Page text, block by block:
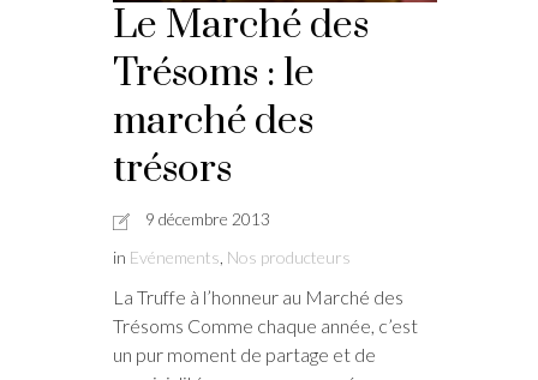
Le Marché des
Trésoms : le
marché des
trésors
9 décembre 2013
in Evénements, Nos producteurs
La Truffe à l’honneur au Marché des
Trésoms Comme chaque année, c’est
un pur moment de partage et de